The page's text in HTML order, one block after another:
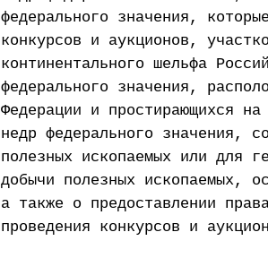
федерального значения,
конкурсов и аукционов,
континентального шельфа
федерального значения,
Федерации и простирающихся
недр федерального значения,
полезных ископаемых или для
добычи полезных ископаемых,
а также о предоставлении
проведения конкурсов и